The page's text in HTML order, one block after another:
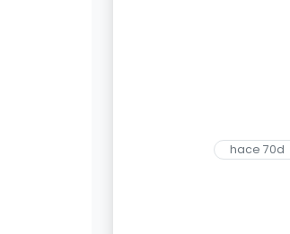
hace 70d